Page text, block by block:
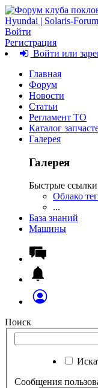
Войти
Регистрация
Войти или
Главная
Форум
Новости
Статьи
Регламент ТО
Каталог
Галерея
Галерея
Быстрые ссылки
Облако
...
База знаний
Машины
Поиск
Сообщения